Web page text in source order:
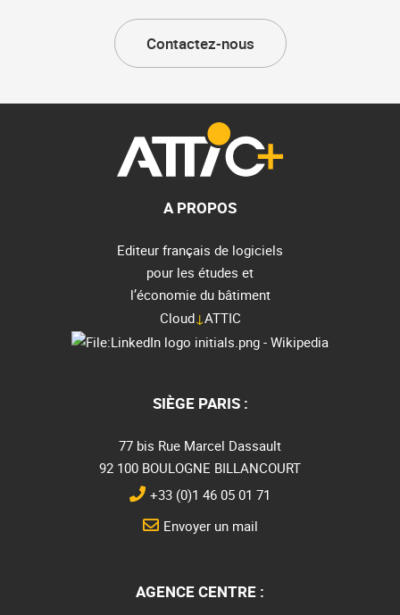
Contactez-nous
A PROPOS
Editeur français de logiciels
pour les études et
l’économie du bâtiment
Cloud↓ ATTIC
SIÈGE PARIS :
77 bis Rue Marcel Dassault
92 100 BOULOGNE BILLANCOURT
+33 (0)1 46 05 01 71
Envoyer un mail
AGENCE CENTRE :